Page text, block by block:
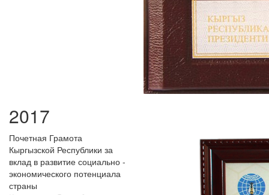
2017
Почетная Грамота
Кыргызской Республики за
вклад в развитие социально -
экономического потенциала
страны